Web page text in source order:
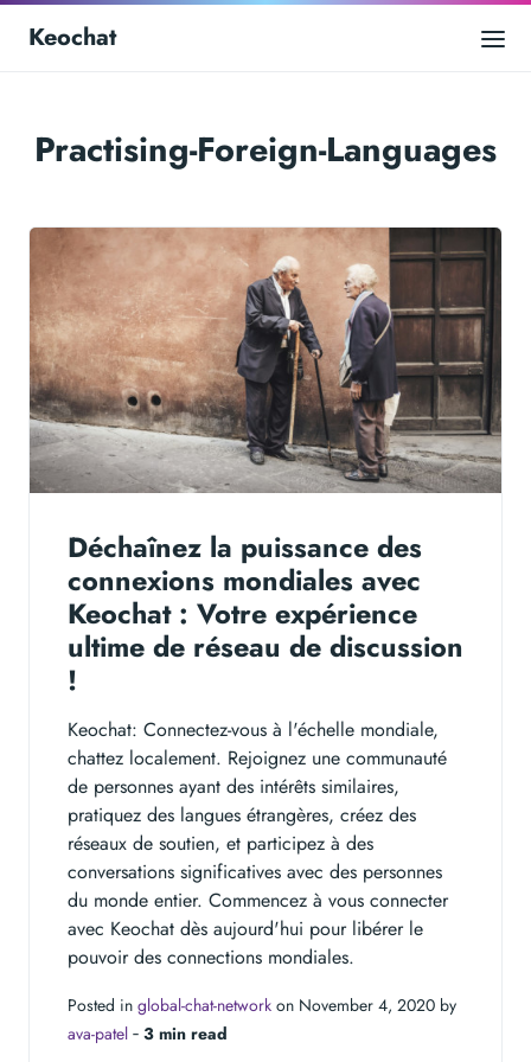
Keochat
Practising-Foreign-Languages
Déchaînez la puissance des
connexions mondiales avec
Keochat : Votre expérience
ultime de réseau de discussion
!
Keochat: Connectez-vous à l'échelle mondiale,
chattez localement. Rejoignez une communauté
de personnes ayant des intérêts similaires,
pratiquez des langues étrangères, créez des
réseaux de soutien, et participez à des
conversations significatives avec des personnes
du monde entier. Commencez à vous connecter
avec Keochat dès aujourd'hui pour libérer le
pouvoir des connections mondiales.
Posted in global-chat-network on November 4, 2020 by
ava-patel ‐ 3 min read